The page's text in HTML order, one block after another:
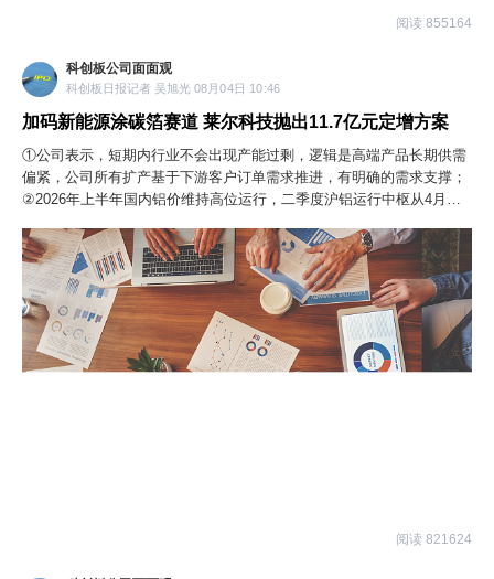
阅读 855164
科创板公司面面观
科创板日报记者 吴旭光 08月04日 10:46
加码新能源涂碳箔赛道 莱尔科技抛出11.7亿元定增方案
①公司表示，短期内行业不会出现产能过剩，逻辑是高端产品长期供需
偏紧，公司所有扩产基于下游客户订单需求推进，有明确的需求支撑；
②2026年上半年国内铝价维持高位运行，二季度沪铝运行中枢从4月的
间。
阅读 821624